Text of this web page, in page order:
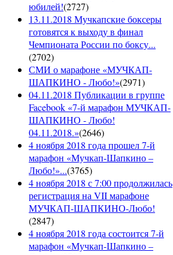
юбилей!(2727)
13.11.2018 Мучкапские боксеры
готовятся к выходу в финал
Чемпионата России по боксу...
(2702)
СМИ о марафоне «МУЧКАП-
ШАПКИНО - Любо!»(2971)
04.11.2018 Публикации в группе
Facebook «7-й марафон МУЧКАП-
ШАПКИНО - Любо!
04.11.2018.»(2646)
4 ноября 2018 года прошел 7-й
марафон «Мучкап-Шапкино –
Любо!»...(3765)
4 ноября 2018 с 7:00 продолжилась
регистрация на VII марафоне
МУЧКАП-ШАПКИНО-Любо!
(2847)
4 ноября 2018 года состоится 7-й
марафон «Мучкап-Шапкино –